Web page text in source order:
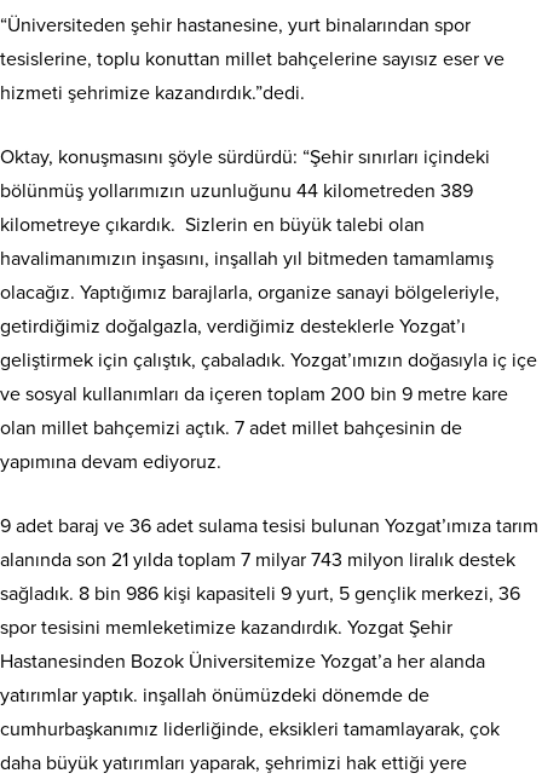
“Üniversiteden şehir hastanesine, yurt binalarından spor
tesislerine, toplu konuttan millet bahçelerine sayısız eser ve
hizmeti şehrimize kazandırdık.”dedi.
Oktay, konuşmasını şöyle sürdürdü: “Şehir sınırları içindeki
bölünmüş yollarımızın uzunluğunu 44 kilometreden 389
kilometreye çıkardık. Sizlerin en büyük talebi olan
havalimanımızın inşasını, inşallah yıl bitmeden tamamlamış
olacağız. Yaptığımız barajlarla, organize sanayi bölgeleriyle,
getirdiğimiz doğalgazla, verdiğimiz desteklerle Yozgat’ı
geliştirmek için çalıştık, çabaladık. Yozgat’ımızın doğasıyla iç içe
ve sosyal kullanımları da içeren toplam 200 bin 9 metre kare
olan millet bahçemizi açtık. 7 adet millet bahçesinin de
yapımına devam ediyoruz.
9 adet baraj ve 36 adet sulama tesisi bulunan Yozgat’ımıza tarım
alanında son 21 yılda toplam 7 milyar 743 milyon liralık destek
sağladık. 8 bin 986 kişi kapasiteli 9 yurt, 5 gençlik merkezi, 36
spor tesisini memleketimize kazandırdık. Yozgat Şehir
Hastanesinden Bozok Üniversitemize Yozgat’a her alanda
yatırımlar yaptık. inşallah önümüzdeki dönemde de
cumhurbaşkanımız liderliğinde, eksikleri tamamlayarak, çok
daha büyük yatırımları yaparak, şehrimizi hak ettiği yere